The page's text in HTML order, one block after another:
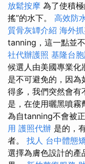
放鬆按摩 為了使積
搖”的水下。 高效防
質骨灰罈介紹 海外
tanning，這一點並
社代辦護照 基隆台
候選人由美國專業化
是不可避免的，因
得多，我們突然會有
是，在使用曬黑噴霧
為自tanning不會被
用 護照代辦 是的，
者。 找人 台中體態
選擇為膚色設計的產